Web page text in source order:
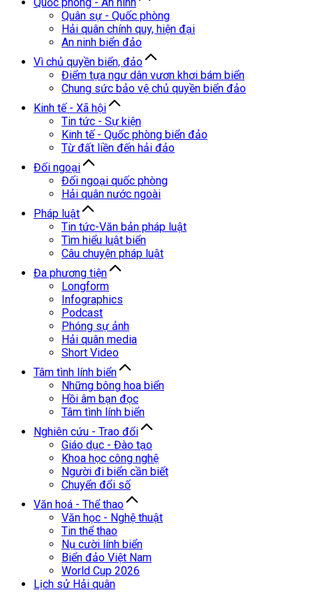
Quân sự - Quốc phòng
Hải quân chính quy, hiện đại
An ninh biển đảo
Vì chủ quyền biển, đảo
Điểm tựa ngư dân vươn khơi bám biển
Chung sức bảo vệ chủ quyền biển đảo
Kinh tế - Xã hội
Tin tức - Sự kiện
Kinh tế - Quốc phòng biển đảo
Từ đất liền đến hải đảo
Đối ngoại
Đối ngoại quốc phòng
Hải quân nước ngoài
Pháp luật
Tin tức-Văn bản pháp luật
Tìm hiểu luật biển
Câu chuyện pháp luật
Đa phương tiện
Longform
Infographics
Podcast
Phóng sự ảnh
Hải quân media
Short Video
Tâm tình lính biển
Những bông hoa biển
Hồi âm bạn đọc
Tâm tình lính biển
Nghiên cứu - Trao đổi
Giáo dục - Đào tạo
Khoa học công nghệ
Người đi biển cần biết
Chuyển đổi số
Văn hoá - Thể thao
Văn học - Nghệ thuật
Tin thể thao
Nụ cười lính biển
Biển đảo Việt Nam
World Cup 2026
Lịch sử Hải quân